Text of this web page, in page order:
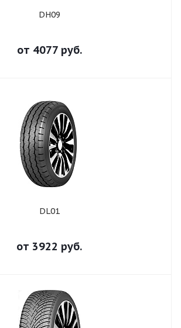
DH09
от 4077руб.
DL01
от 3922 руб.